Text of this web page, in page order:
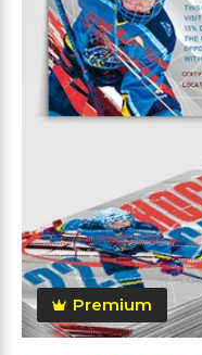
Premium